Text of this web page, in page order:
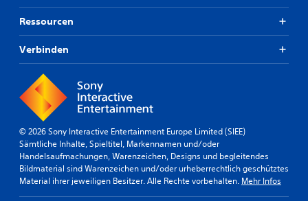
Ressourcen
Verbinden
© 2026 Sony Interactive Entertainment Europe Limited (SIEE)
Sämtliche Inhalte, Spieltitel, Markennamen und/oder
Handelsaufmachungen, Warenzeichen, Designs und begleitendes
Bildmaterial sind Warenzeichen und/oder urheberrechtlich geschütztes
Material ihrer jeweiligen Besitzer. Alle Rechte vorbehalten. Mehr Infos